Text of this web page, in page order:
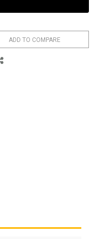
ADD TO COMPARE